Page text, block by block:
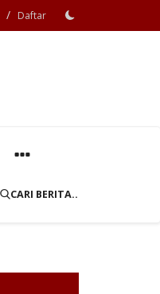
/ Daftar
CARI BERITA..